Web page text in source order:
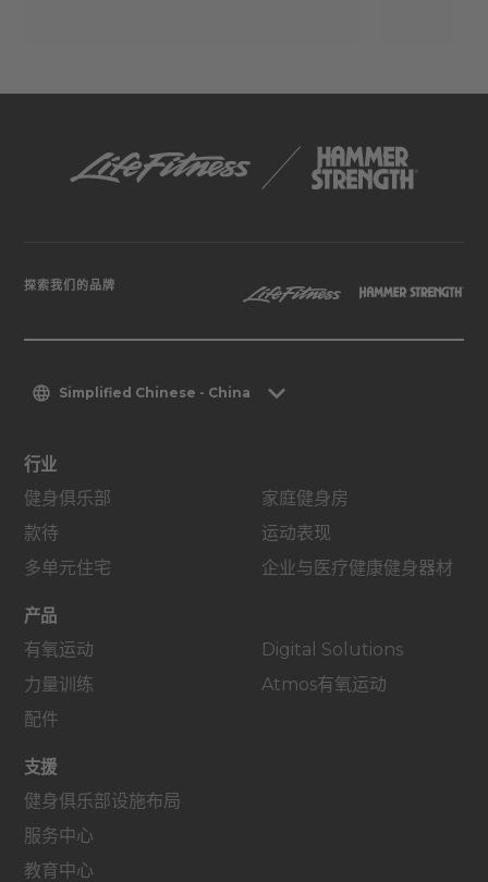
探索我们的品牌
Simplified Chinese - China
行业
健身俱乐部
款待
多单元住宅
家庭健身房
运动表现
企业与医疗健康健身器材
产品
有氧运动
力量训练
配件
Digital Solutions
Atmos有氧运动
支援
健身俱乐部设施布局
服务中心
教育中心